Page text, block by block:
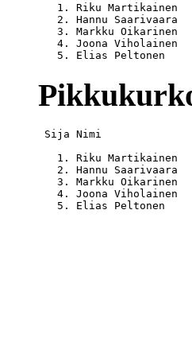
1. Riku Martikainen
2. Hannu Saarivaara
3. Markku Oikarinen
4. Joona Viholainen
Sija Nimi
1. Riku Martikainen
2. Hannu Saarivaara
3. Markku Oikarinen
4. Joona Viholainen